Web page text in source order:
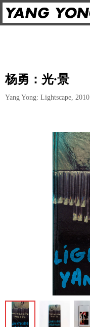
ꁆ
杨勇：光·景
Yang Yong: Lightscape, 2010